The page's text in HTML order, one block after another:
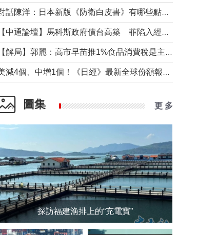
圖集 更 多
探訪福建漁排上的“充電寶”